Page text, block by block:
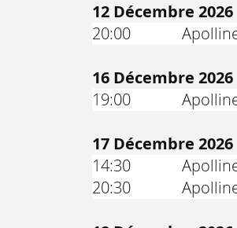
12 Décembre 2026
20:00
16 Décembre 2026
19:00
17 Décembre 2026
14:30
20:30